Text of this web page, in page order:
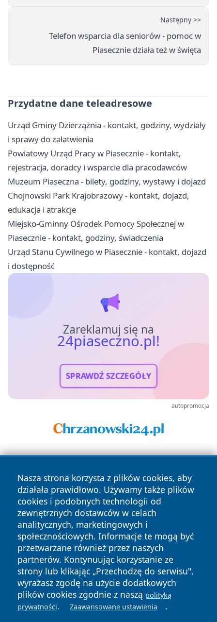
Następny >>
Telefon wsparcia dla seniorów - pomoc w
Piasecznie działa też w święta
Przydatne dane teleadresowe
Urząd Gminy Dzierzążnia - kontakt, godziny, wydziały
i sprawy do załatwienia
Powiatowy Urząd Pracy w Piasecznie - kontakt,
rejestracja, doradcy i wsparcie dla pracodawców
Muzeum Piaseczna - bilety, godziny, wystawy i dojazd
Chojnowski Park Krajobrazowy - kontakt, dojazd,
edukacja i atrakcje
Miejsko-Gminny Ośrodek Pomocy Społecznej w
Piasecznie - kontakt, godziny, świadczenia
Urząd Stanu Cywilnego w Piasecznie - kontakt, dojazd
i dostępność
Zareklamuj się na
24piaseczno.pl!
SPRAWDŹ SZCZEGÓŁY
autopromocja
Nasza strona korzysta z plików cookies, aby
działała prawidłowo. Używamy także plików
cookies i podobnych technologii od
zewnętrznych dostawców w celach
analitycznych, marketingowych i
społecznościowych. Informacje te mogą być
przetwarzane również przez naszych
partnerów. Kontynuując korzystanie ze
strony lub klikając „Przechodzę do serwisu",
wyrażasz zgodę na użycie dodatkowych
plików cookies zgodnie z naszą polityką
prywatności. Zaawansowane ustawienia .
Copyright © 2026 24piaseczno.pl Wszystkie prawa
zastrzeżone.
News Autorzy
Polityka
Prywatności
Polityka
Cookies